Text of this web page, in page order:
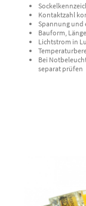
Kontaktzahl
Spannung und
Bauform,
Lichtstrom in
Bei
separat prüfen